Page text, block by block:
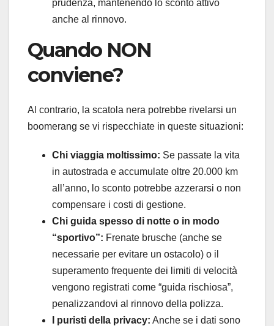
prudenza, mantenendo lo sconto attivo
anche al rinnovo.
Quando NON
conviene?
Al contrario, la scatola nera potrebbe rivelarsi un
boomerang se vi rispecchiate in queste situazioni:
Chi viaggia moltissimo: Se passate la vita
in autostrada e accumulate oltre 20.000 km
all’anno, lo sconto potrebbe azzerarsi o non
compensare i costi di gestione.
Chi guida spesso di notte o in modo
“sportivo”: Frenate brusche (anche se
necessarie per evitare un ostacolo) o il
superamento frequente dei limiti di velocità
vengono registrati come “guida rischiosa”,
penalizzandovi al rinnovo della polizza.
I puristi della privacy: Anche se i dati sono